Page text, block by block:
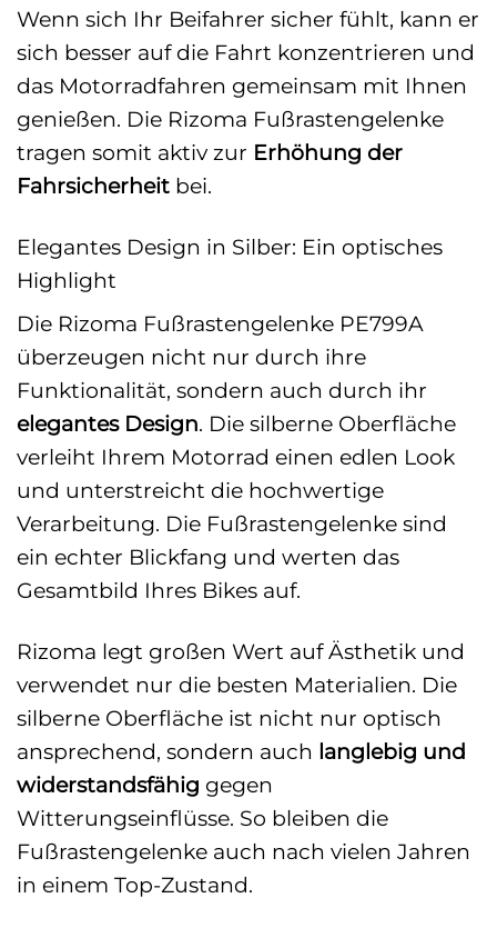
Wenn sich Ihr Beifahrer sicher fühlt, kann er
sich besser auf die Fahrt konzentrieren und
das Motorradfahren gemeinsam mit Ihnen
genießen. Die Rizoma Fußrastengelenke
tragen somit aktiv zur Erhöhung der
Fahrsicherheit bei.
Elegantes Design in Silber: Ein optisches
Highlight
Die Rizoma Fußrastengelenke PE799A
überzeugen nicht nur durch ihre
Funktionalität, sondern auch durch ihr
elegantes Design. Die silberne Oberfläche
verleiht Ihrem Motorrad einen edlen Look
und unterstreicht die hochwertige
Verarbeitung. Die Fußrastengelenke sind
ein echter Blickfang und werten das
Gesamtbild Ihres Bikes auf.
Rizoma legt großen Wert auf Ästhetik und
verwendet nur die besten Materialien. Die
silberne Oberfläche ist nicht nur optisch
ansprechend, sondern auch langlebig und
widerstandsfähig gegen
Witterungseinflüsse. So bleiben die
Fußrastengelenke auch nach vielen Jahren
in einem Top-Zustand.